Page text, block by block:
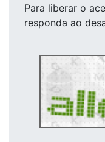
Para liberar o
responda ao